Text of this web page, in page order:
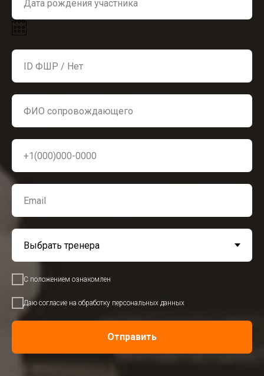
С положением ознакомлен
Даю согласие на обработку персональных данных
Отправить